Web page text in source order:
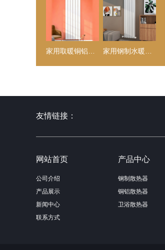
友情链接：
网站首页
公司介绍
产品展示
新闻中心
联系方式
产品中心
钢制散热器
铜铝散热器
卫浴散热器